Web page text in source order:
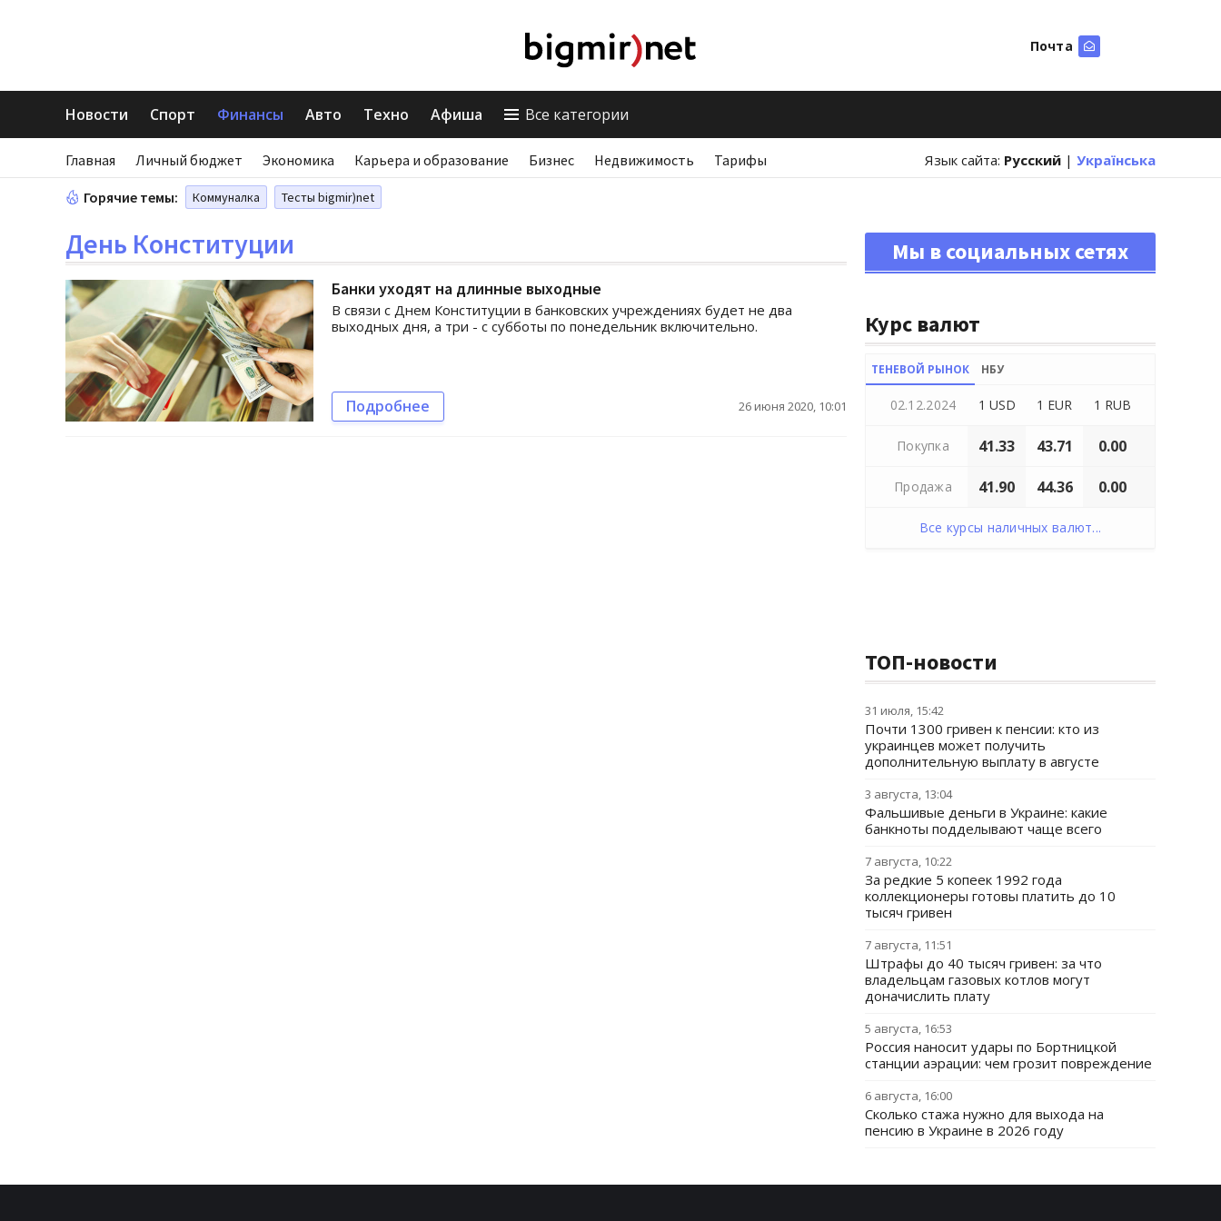
Почта
Новости Спорт Финансы Авто Техно Афиша Все категории
Главная Личный бюджет Экономика Карьера и образование Бизнес Недвижимость Тарифы Язык сайта: Русский | Українська
Горячие темы: Коммуналка Тесты bigmir)net
День Конституции
Банки уходят на длинные выходные
В связи с Днем Конституции в банковских учреждениях будет не два
выходных дня, а три - с субботы по понедельник включительно.
Подробнее 26 июня 2020, 10:01
Мы в социальных сетях
Курс валют
ТЕНЕВОЙ РЫНОК НБУ
02.12.2024 1 USD 1 EUR 1 RUB
Покупка 41.33 43.71 0.00
Продажа 41.90 44.36 0.00
Все курсы наличных валют...
ТОП-новости
31 июля, 15:42
Почти 1300 гривен к пенсии: кто из
украинцев может получить
дополнительную выплату в августе
3 августа, 13:04
Фальшивые деньги в Украине: какие
банкноты подделывают чаще всего
7 августа, 10:22
За редкие 5 копеек 1992 года
коллекционеры готовы платить до 10
тысяч гривен
7 августа, 11:51
Штрафы до 40 тысяч гривен: за что
владельцам газовых котлов могут
доначислить плату
5 августа, 16:53
Россия наносит удары по Бортницкой
станции аэрации: чем грозит повреждение
6 августа, 16:00
Сколько стажа нужно для выхода на
пенсию в Украине в 2026 году